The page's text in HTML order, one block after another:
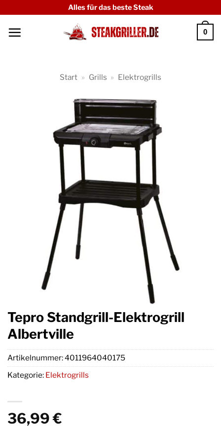
springen
Alles für das beste Steak
0
Start » Grills » Elektrogrills
Tepro Standgrill-Elektrogrill
Albertville
36,99€
Artikelnummer:4011964040175
Kategorie: Elektrogrills